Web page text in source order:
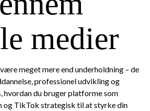
medier
meget mere end underholdning – de
professionel udvikling og
hvordan du bruger platforme som
og TikTok strategisk til at styrke din